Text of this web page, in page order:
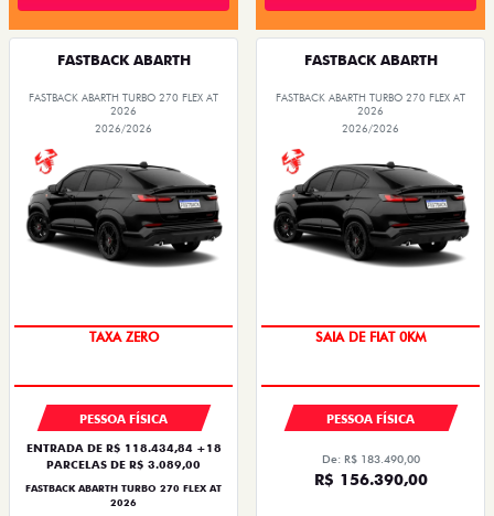
FASTBACK ABARTH
FASTBACK ABARTH TURBO 270 FLEX AT
2026
2026/2026
TAXA ZERO
PESSOA FÍSICA
ENTRADA DE R$ 118.434,84 +18
PARCELAS DE R$ 3.089,00
FASTBACK ABARTH TURBO 270 FLEX AT
2026
FASTBACK ABARTH
FASTBACK ABARTH TURBO 270 FLEX AT
2026
2026/2026
SAIA DE FIAT 0KM
PESSOA FÍSICA
De: R$ 183.490,00
R$ 156.390,00